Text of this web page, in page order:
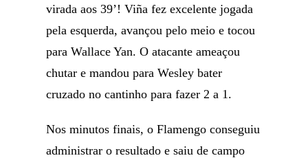
virada aos 39’! Viña fez excelente jogada
pela esquerda, avançou pelo meio e tocou
para Wallace Yan. O atacante ameaçou
chutar e mandou para Wesley bater
cruzado no cantinho para fazer 2 a 1.
Nos minutos finais, o Flamengo conseguiu
administrar o resultado e saiu de campo